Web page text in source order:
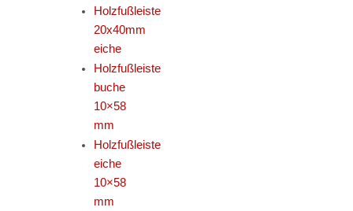
Holzfußleiste
20x40mm
eiche
Holzfußleiste
buche
10×58
mm
Holzfußleiste
eiche
10×58
mm